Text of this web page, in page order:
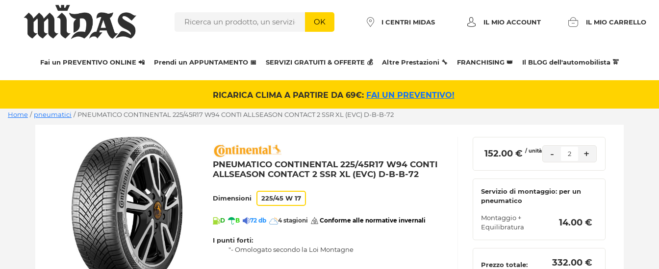
OK I CENTRI MIDAS IL MIO ACCOUNT IL MIO CARRELLO
Fai un PREVENTIVO ONLINE 📲 Prendi un APPUNTAMENTO 📅 SERVIZI GRATUITI & OFFERTE 💰 Altre Prestazioni 🔧 FRANCHISING 👑 Il BLOG dell'automobilista 🚖
RICARICA CLIMA A PARTIRE DA 69€: FAI UN PREVENTIVO!
Home / pneumatici / PNEUMATICO CONTINENTAL 225/45R17 W94 CONTI ALLSEASON CONTACT 2 SSR XL (EVC) D-B-B-72
PNEUMATICO CONTINENTAL 225/45R17 W94 CONTI
ALLSEASON CONTACT 2 SSR XL (EVC) D-B-B-72
Dimensioni 225/45 W 17
D B 72 db 4 stagioni Conforme alle normative invernali
I punti forti:
"- Omologato secondo la Loi Montagne
152.00 € / unità - 2 +
Servizio di montaggio: per un
pneumatico
Montaggio +
Equilibratura
14.00 €
Prezzo totale: 332.00 €